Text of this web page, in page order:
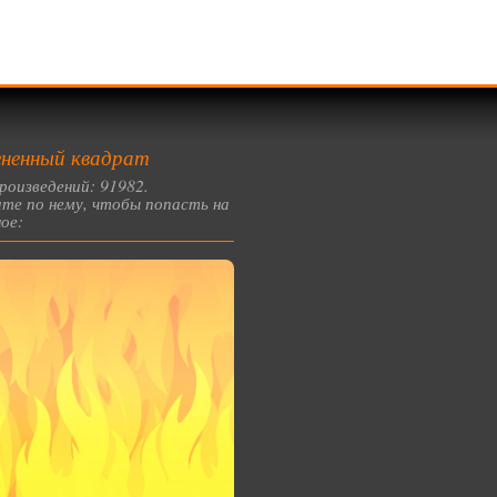
квадрат
91982.
по нему, чтобы попасть на